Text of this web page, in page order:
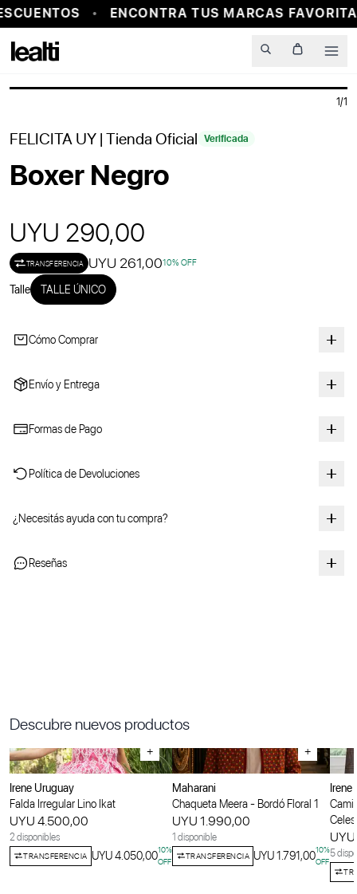
ENCONTRA TUS MARCAS
PROBADOR VIRTUAL
1/1
FELICITA UY | Tienda Oficial Verificada
Boxer Negro
UYU 290,00
TRANSFERENCIA UYU 261,0010% OFF
Talle TALLE ÚNICO
Cómo Comprar
Envío y Entrega
Formas de Pago
Política de Devoluciones
¿Necesitás ayuda con tu compra?
Reseñas
Descubre nuevos productos
+
Irene Uruguay
Falda Irregular Lino Ikat
UYU 4.500,00
2 disponibles
TRANSFERENCIA UYU 4.050,0010%
OFF
+
Maharani
Chaqueta Meera - Bordó Floral 1
UYU 1.990,00
1 disponible
TRANSFERENCIA UYU 1.791,0010%
OFF
Irene
5